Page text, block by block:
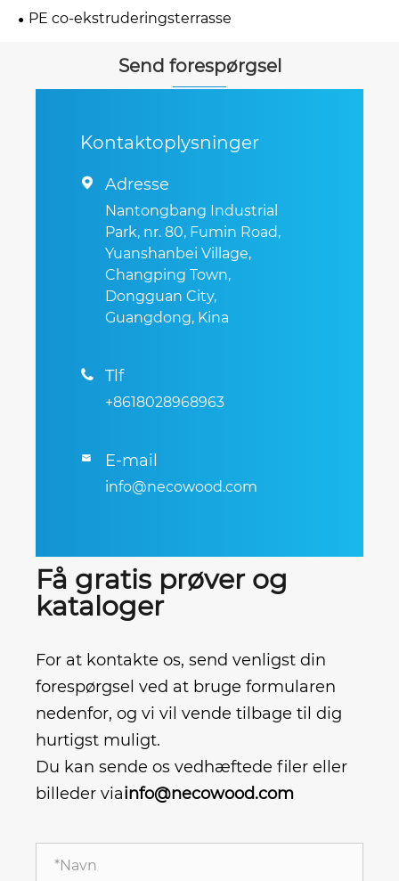
PE co-ekstruderingsterrasse
Send forespørgsel
Kontaktoplysninger
 Adresse
Nantongbang Industrial
Park, nr. 80, Fumin Road,
Yuanshanbei Village,
Changping Town,
Dongguan City,
Guangdong, Kina
 Tlf
+8618028968963
 E-mail
info@necowood.com
Få gratis prøver og
kataloger
For at kontakte os, send venligst din
forespørgsel ved at bruge formularen
nedenfor, og vi vil vende tilbage til dig
hurtigst muligt.
Du kan sende os vedhæftede filer eller
billeder viainfo@necowood.com